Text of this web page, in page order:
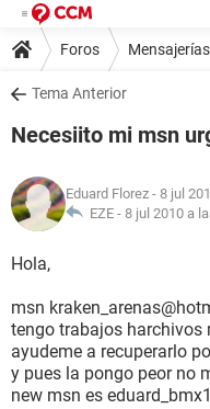
Foros
Tema Anterior
Necesiito mi msn
Eduard Florez - 8 jul
EZE - 8 jul 2010 a
Hola,
msn
tengo trabajos
ayudeme a recuperarlo
y pues la pongo peor no
new msn es